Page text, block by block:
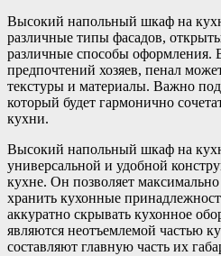
Высокий напольный шкаф на
различные типы фасадов,
различные способы оформления.
предпочтений хозяев, пенал
текстуры и материалы. Важно
который будет гармонично
кухни.
Высокий напольный шкаф на
универсальной и удобной
кухне. Он позволяет максимально
хранить кухонные
аккуратно скрывать кухонное
являются неотъемлемой частью
составляют главную часть их